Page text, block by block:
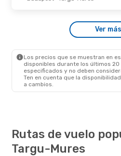
- Jue., 3 De Sep.
Directo
- Targu-Mures
Ver más
Los precios que se muestran en
disponibles durante los últimos
especificados y no deben
Ten en cuenta que la
a cambios.
Rutas de vuelo
Targu-Mures